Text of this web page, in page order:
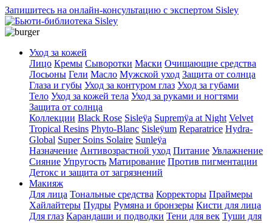
Запишитесь на онлайн-консультацию с экспертом Sisley
Уход за кожей
Лицо Кремы Сыворотки Маски Очищающие средства
Лосьоны Гели Масло Мужской уход Защита от солнца
Глаза и губы Уход за контуром глаз Уход за губами
Тело Уход за кожей тела Уход за руками и ногтями
Защита от солнца
Коллекции Black Rose Sisleÿa Supremÿa at Night Velvet
Tropical Resins Phyto-Blanc Sisleÿum Reparatrice Hydra-
Global Super Soins Solaire Sunleÿa
Назначение Антивозрастной уход Питание Увлажнение
Сияние Упругость Матирование Против пигментации
Детокс и защита от загрязнений
Макияж
Для лица Тональные средства Корректоры Праймеры
Хайлайтеры Пудры Румяна и бронзеры Кисти для лица
Для глаз Карандаши и подводки Тени для век Туши для